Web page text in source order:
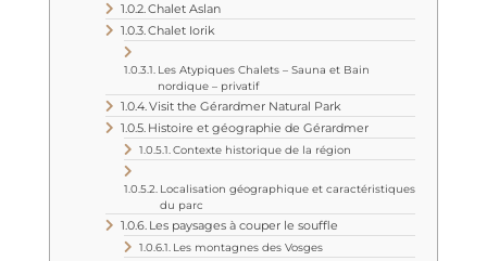
Chalet Aslan
Chalet Iorik
Les Atypiques Chalets – Sauna et Bain
nordique – privatif
Visit the Gérardmer Natural Park
Histoire et géographie de Gérardmer
Contexte historique de la région
Localisation géographique et caractéristiques
du parc
Les paysages à couper le souffle
Les montagnes des Vosges